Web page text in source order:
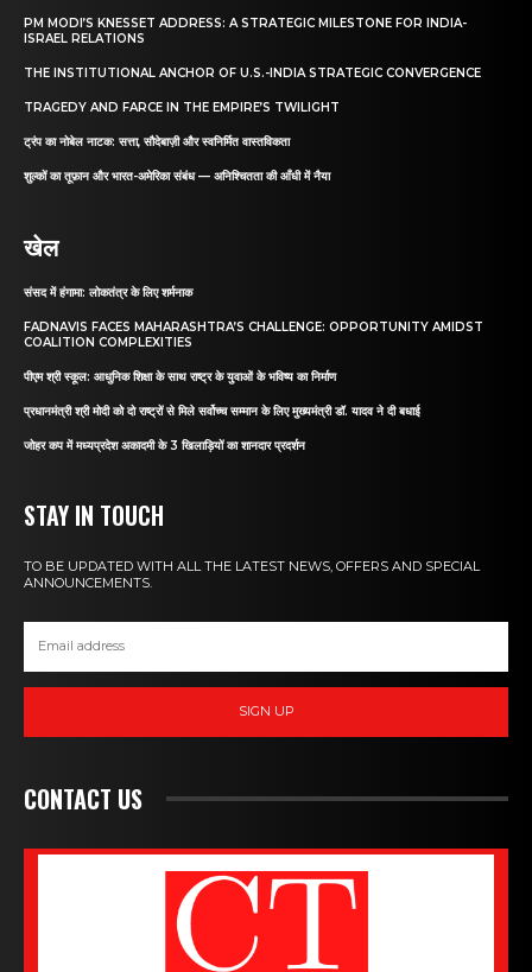
PM MODI’S KNESSET ADDRESS: A STRATEGIC MILESTONE FOR INDIA-
ISRAEL RELATIONS
THE INSTITUTIONAL ANCHOR OF U.S.-INDIA STRATEGIC CONVERGENCE
TRAGEDY AND FARCE IN THE EMPIRE’S TWILIGHT
ट्रंप का नोबेल नाटक: सत्ता, सौदेबाज़ी और स्वनिर्मित वास्तविकता
शुल्कों का तूफ़ान और भारत-अमेरिका संबंध — अनिश्चितता की आँधी में नैया
खेल
संसद में हंगामा: लोकतंत्र के लिए शर्मनाक
FADNAVIS FACES MAHARASHTRA’S CHALLENGE: OPPORTUNITY AMIDST
COALITION COMPLEXITIES
पीएम श्री स्कूल: आधुनिक शिक्षा के साथ राष्ट्र के युवाओं के भविष्य का निर्माण
प्रधानमंत्री श्री मोदी को दो राष्ट्रों से मिले सर्वोच्च सम्मान के लिए मुख्यमंत्री डॉ. यादव ने दी बधाई
जोहर कप में मध्यप्रदेश अकादमी के 3 खिलाड़ियों का शानदार प्रदर्शन
STAY IN TOUCH
TO BE UPDATED WITH ALL THE LATEST NEWS, OFFERS AND SPECIAL
ANNOUNCEMENTS.
SIGN UP
CONTACT US